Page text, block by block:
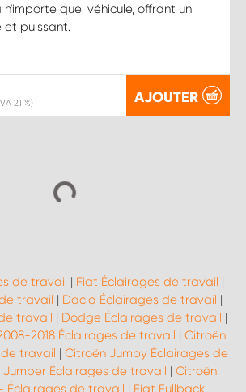
quel véhicule, offrant un
puissant.
21 %) AJOUTER
de travail | Fiat Éclairages de travail |
travail | Dacia Éclairages de travail |
travail | Dodge Éclairages de travail |
2018 Éclairages de travail | Citroën
travail | Citroën Jumpy Éclairages de
Jumper Éclairages de travail | Citroën
Éclairages de travail | Fiat Fullback